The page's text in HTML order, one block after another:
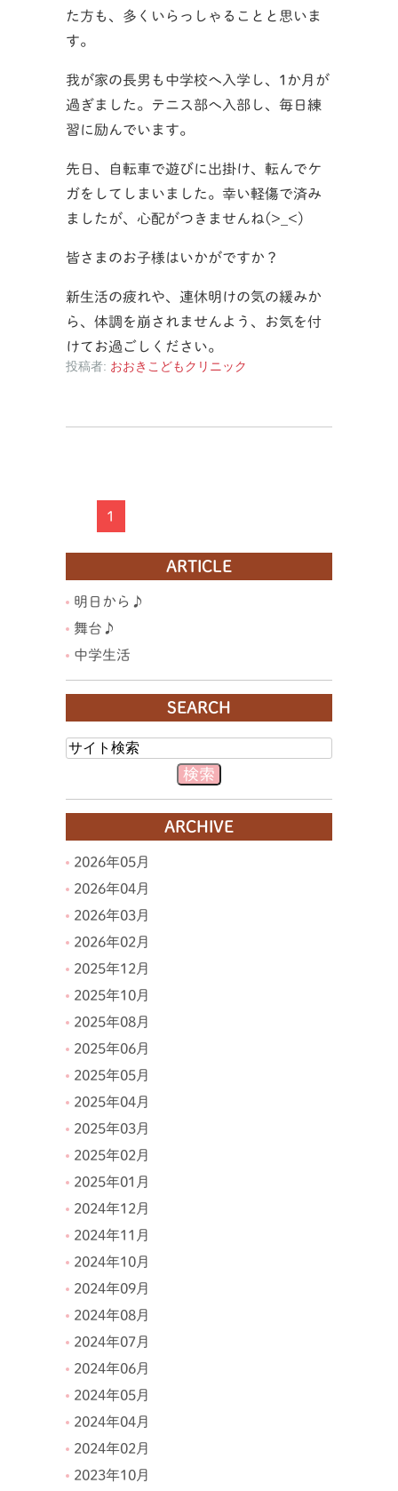
た方も、多くいらっしゃることと思いま
す。
我が家の長男も中学校へ入学し、1か月が
過ぎました。テニス部へ入部し、毎日練
習に励んでいます。
先日、自転車で遊びに出掛け、転んでケ
ガをしてしまいました。幸い軽傷で済み
ましたが、心配がつきませんね(>_<)
皆さまのお子様はいかがですか？
新生活の疲れや、連休明けの気の緩みか
ら、体調を崩されませんよう、お気を付
けてお過ごしください。
投稿者: おおきこどもクリニック
1
ARTICLE
明日から♪
舞台♪
中学生活
SEARCH
ARCHIVE
2026年05月
2026年04月
2026年03月
2026年02月
2025年12月
2025年10月
2025年08月
2025年06月
2025年05月
2025年04月
2025年03月
2025年02月
2025年01月
2024年12月
2024年11月
2024年10月
2024年09月
2024年08月
2024年07月
2024年06月
2024年05月
2024年04月
2024年02月
2023年10月